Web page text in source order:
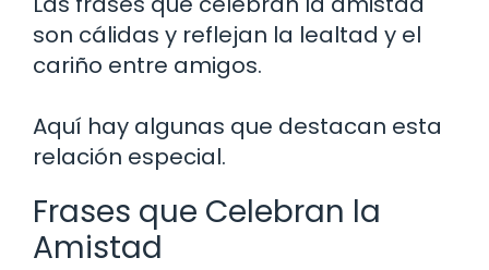
son cálidas y reflejan la lealtad y el
cariño entre amigos.
Aquí hay algunas que destacan esta
relación especial.
Frases que Celebran la
Amistad